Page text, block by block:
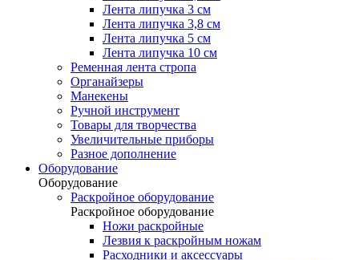
Лента липучка 3 см
Лента липучка 3,8 см
Лента липучка 5 см
Лента липучка 10 см
Ременная лента стропа
Органайзеры
Манекены
Ручной инструмент
Товары для творчества
Увеличительные приборы
Разное дополнение
Оборудование
Оборудование
Раскройное оборудование
Раскройное оборудование
Ножи раскройные
Лезвия к раскройным ножам
Расходники и аксессуары